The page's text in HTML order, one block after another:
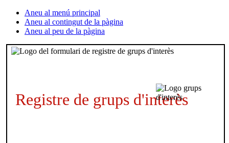
Aneu al menú principal
Aneu al contingut de la pàgina
Aneu al peu de la pàgina
Registre de grups d'interès